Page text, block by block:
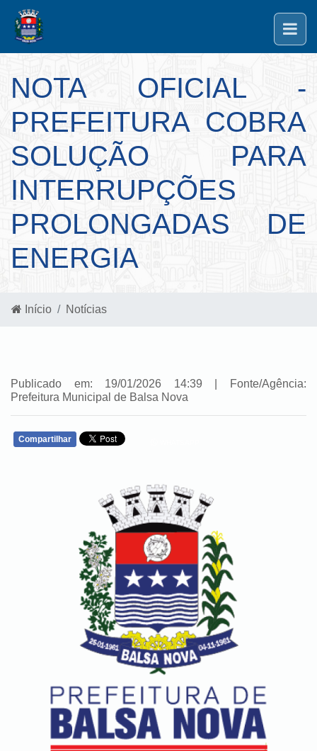
NOTA OFICIAL -
PREFEITURA COBRA
SOLUÇÃO PARA
INTERRUPÇÕES
PROLONGADAS DE
ENERGIA
Início Notícias
Publicado em: 19/01/2026 14:39 | Fonte/Agência:
Prefeitura Municipal de Balsa Nova
Compartilhar